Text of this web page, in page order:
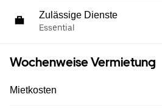
Zulässige Dienste
Essential
Wochenweise Vermietung
Mietkosten